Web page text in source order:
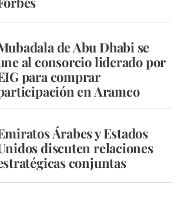
de Abu Dhabi se
al consorcio liderado por
para comprar
en Aramco
Árabes y Estados
discuten relaciones
conjuntas